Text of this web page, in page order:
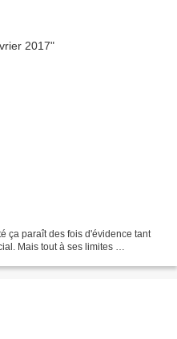
ça paraît des fois d'évidence tant
Mais tout à ses limites …